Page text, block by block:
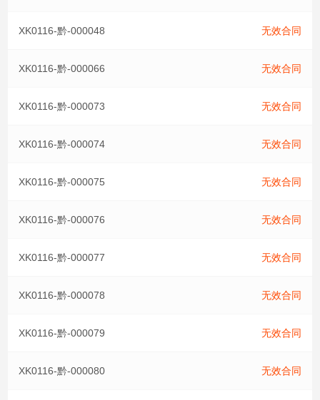
XK0116-黔-000048 无效合同
XK0116-黔-000066 无效合同
XK0116-黔-000073 无效合同
XK0116-黔-000074 无效合同
XK0116-黔-000075 无效合同
XK0116-黔-000076 无效合同
XK0116-黔-000077 无效合同
XK0116-黔-000078 无效合同
XK0116-黔-000079 无效合同
XK0116-黔-000080 无效合同